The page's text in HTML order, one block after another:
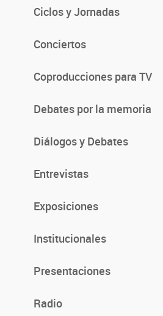
Ciclos y Jornadas
Conciertos
Coproducciones para TV
Debates por la memoria
Diálogos y Debates
Entrevistas
Exposiciones
Institucionales
Presentaciones
Radio